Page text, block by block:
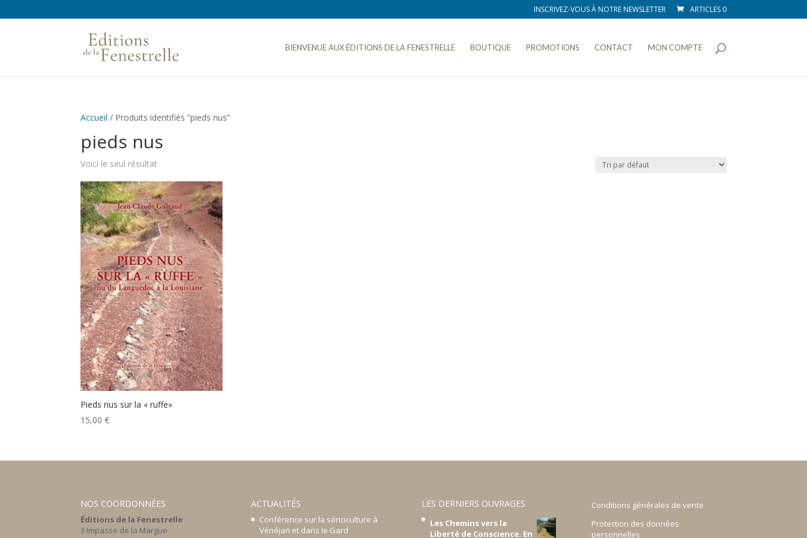
INSCRIVEZ-VOUS À NOTRE NEWSLETTER ARTICLES 0
BIENVENUE AUX ÉDITIONS DE LA FENESTRELLE BOUTIQUE PROMOTIONS CONTACT MON COMPTE
Accueil / Produits identifiés “pieds nus”
pieds nus
Voici le seul résultat
Pieds nus sur la « ruffe»
15,00€
NOS COORDONNÉES
Éditions de la Fenestrelle
3 Impasse de la Margue
ACTUALITÉS
Conférence sur la sériciculture à
Vénéjan et dans le Gard
LES DERNIERS OUVRAGES
Les Chemins vers la
Liberté de Conscience. En
Conditions générales de vente
Protection des données
personnelles